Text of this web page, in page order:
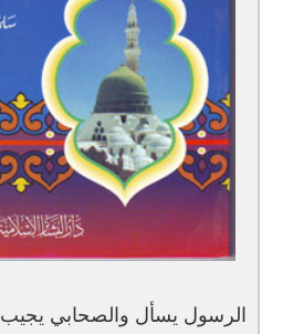
الرسول يسأل والصحابي يجيب